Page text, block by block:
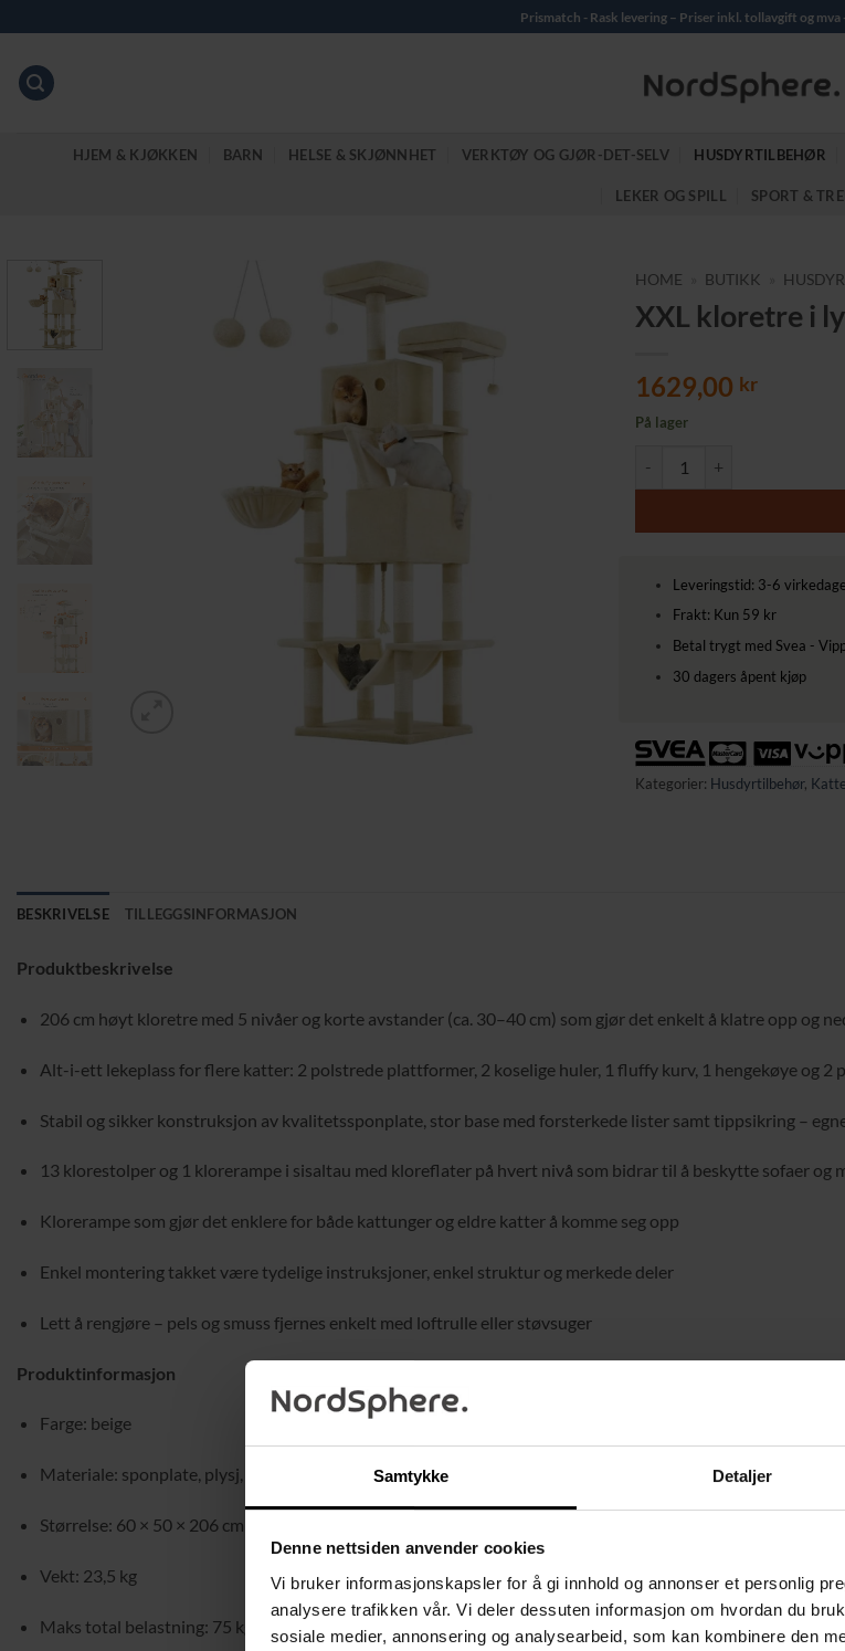
Samtykke Detaljer
Denne nettsiden anvender cookies
Vi bruker informasjonskapsler for å gi innhold og annonser et personlig
analysere trafikken vår. Vi deler dessuten informasjon om hvordan du
sosiale medier, annonsering og analysearbeid, som kan kombinere den
to
content
Prismatch - Rask levering – Priser inkl. tollavgift og mva
HJEM & KJØKKEN BARN HELSE & SKJØNNHET VERKTØY OG GJØR-DET-SELV HUSDYRTILBEHØR
LEKER OG SPILL SPORT &
HOME BUTIKK
XXL kloretre i
1629,00 kr
På lager
Leveringstid: 3-6
Frakt: Kun 59 kr
Betal trygt med Svea -
30 dagers åpent kjøp
Kategorier: Husdyrtilbehør,
BESKRIVELSE TILLEGGSINFORMASJON
Produktbeskrivelse
206 cm høyt kloretre med 5 nivåer og korte avstander (ca. 30–40 cm) som gjør det enkelt å klatre opp og
Alt-i-ett lekeplass for flere katter: 2 polstrede plattformer, 2 koselige huler, 1 fluffy kurv, 1 hengekøye og 2
Stabil og sikker konstruksjon av kvalitetssponplate, stor base med forsterkede lister samt tippsikring –
13 klorestolper og 1 klorerampe i sisaltau med kloreflater på hvert nivå som bidrar til å beskytte sofaer og
Klorerampe som gjør det enklere for både kattunger og eldre katter å komme seg opp
Enkel montering takket være tydelige instruksjoner, enkel struktur og merkede deler
Lett å rengjøre – pels og smuss fjernes enkelt med loftrulle eller støvsuger
Produktinformasjon
Farge: beige
Materiale: sponplate, plysj, sisal
Størrelse: 60 × 50 × 206 cm (L × B × H)
Vekt: 23,5 kg
Maks total belastning: 75 kg